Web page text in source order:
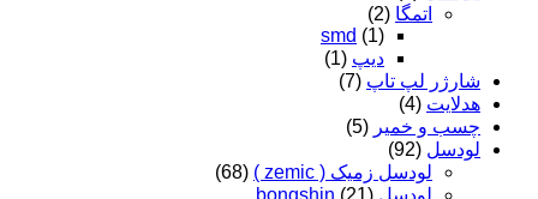
اتمگا (2)
smd (1)
دیپ (1)
شارژر لپ تاپ (7)
هدلایت (4)
چسب و خمیر (5)
لودسل (92)
لودسل زمیک ( zemic )
(68)
لودسل bongshin (21)